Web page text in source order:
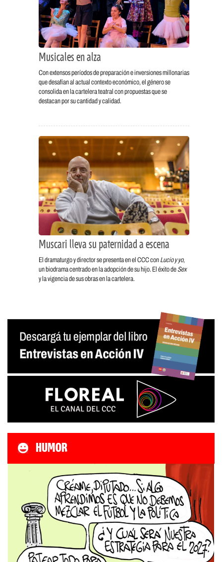
Musicales en alza
Con extensos períodos de preparación e inversiones millonarias
que desafían al actual contexto económico, el género se
consolida en la cartelera teatral con propuestas que se
destacan por su cantidad y calidad.
Muscari lleva su paternidad a escena
El dramaturgo y director se presenta en el CCC con Lucio y yo,
un biodrama centrado en la adopción de su hijo. El éxito de Sex
y la vigencia de sus obras en la cartelera.
HUMOR